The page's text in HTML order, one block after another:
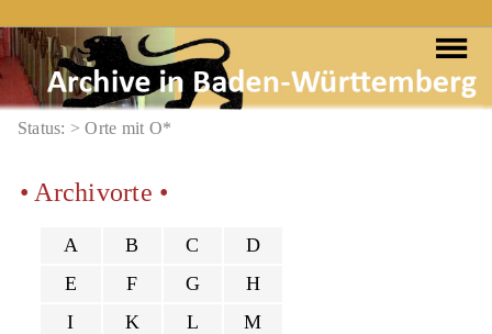
Status: > Orte mit O*
• Archivorte •
A B C
D
E
F G
H
I
K L
M